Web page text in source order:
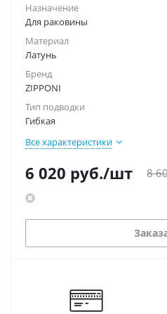
Назначение
Для раковины
Материал
Латунь
Бренд
ZIPPONI
Тип подводки
Гибкая
Все характеристики
6 020 руб./шт 8